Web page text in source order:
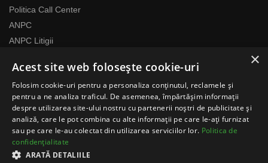
Politica Call Center
ANPC
ANPC Litigii
Despre noi
Echipa RomaniaMag este la dispozitia ta
Program relatii cu clientii
Luni-Vineri 07:00 – 17:00
Telefon: 0371783100
contact@romaniamag.ro
×
Acest site web folosește cookie-uri
Folosim cookie-uri pentru a personaliza conținutul, reclamele și
pentru a ne analiza traficul. De asemenea, împărtășim informații
despre utilizarea site-ului nostru cu partenerii noștri de publicitate și
analiză, care le pot combina cu alte informații pe care le-ați furnizat
sau pe care le-au colectat din utilizarea serviciilor lor. Politica de
confidențialitate
ARATĂ DETALIILE